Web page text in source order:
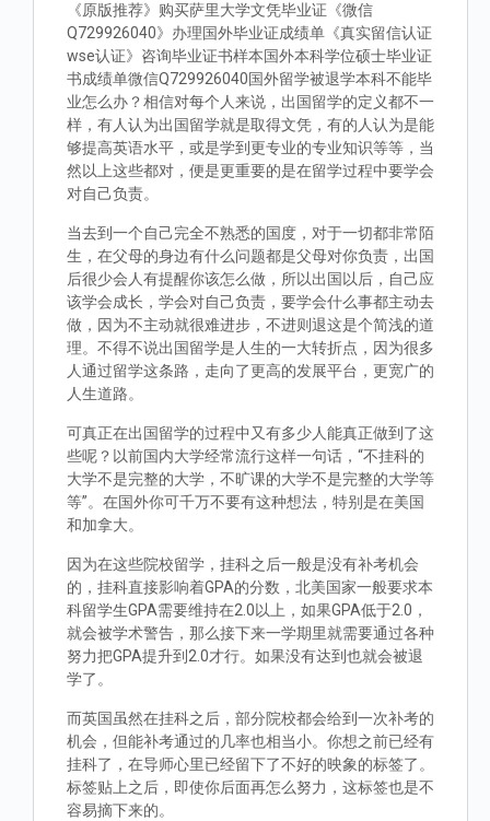
《原版推荐》购买萨里大学文凭毕业证《微信
Q729926040》办理国外毕业证成绩单《真实留信认证
wse认证》咨询毕业证书样本国外本科学位硕士毕业证
书成绩单微信Q729926040国外留学被退学本科不能毕
业怎么办？相信对每个人来说，出国留学的定义都不一
样，有人认为出国留学就是取得文凭，有的人认为是能
够提高英语水平，或是学到更专业的专业知识等等，当
然以上这些都对，便是更重要的是在留学过程中要学会
对自己负责。
当去到一个自己完全不熟悉的国度，对于一切都非常陌
生，在父母的身边有什么问题都是父母对你负责，出国
后很少会人有提醒你该怎么做，所以出国以后，自己应
该学会成长，学会对自己负责，要学会什么事都主动去
做，因为不主动就很难进步，不进则退这是个简浅的道
理。不得不说出国留学是人生的一大转折点，因为很多
人通过留学这条路，走向了更高的发展平台，更宽广的
人生道路。
可真正在出国留学的过程中又有多少人能真正做到了这
些呢？以前国内大学经常流行这样一句话，“不挂科的
大学不是完整的大学，不旷课的大学不是完整的大学等
等”。在国外你可千万不要有这种想法，特别是在美国
和加拿大。
因为在这些院校留学，挂科之后一般是没有补考机会
的，挂科直接影响着GPA的分数，北美国家一般要求本
科留学生GPA需要维持在2.0以上，如果GPA低于2.0，
就会被学术警告，那么接下来一学期里就需要通过各种
努力把GPA提升到2.0才行。如果没有达到也就会被退
学了。
而英国虽然在挂科之后，部分院校都会给到一次补考的
机会，但能补考通过的几率也相当小。你想之前已经有
挂科了，在导师心里已经留下了不好的映象的标签了。
标签贴上之后，即使你后面再怎么努力，这标签也是不
容易摘下来的。